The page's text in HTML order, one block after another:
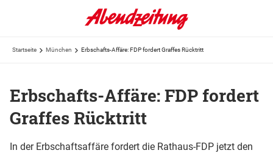
Startseite München Erbschafts-Affäre: FDP fordert Graffes Rücktritt
Erbschafts-Affäre: FDP fordert
Graffes Rücktritt
In der Erbschaftsaffäre fordert die Rathaus-FDP jetzt den